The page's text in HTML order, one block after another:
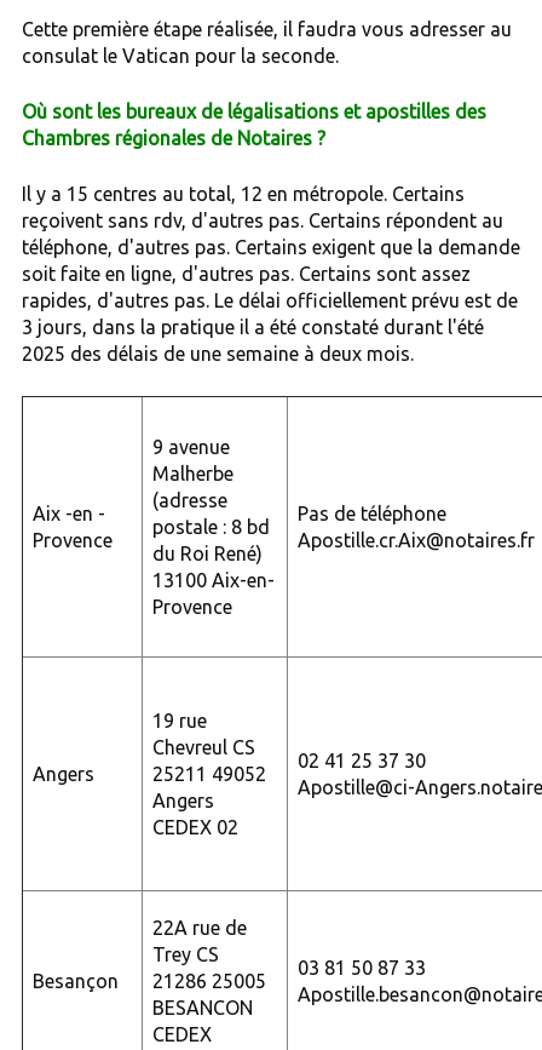
Cette première étape réalisée, il faudra vous adresser au
consulat le Vatican pour la seconde.
Où sont les bureaux de légalisations et apostilles des
Chambres régionales de Notaires ?
Il y a 15 centres au total, 12 en métropole. Certains
reçoivent sans rdv, d'autres pas. Certains répondent au
téléphone, d'autres pas. Certains exigent que la demande
soit faite en ligne, d'autres pas. Certains sont assez
rapides, d'autres pas. Le délai officiellement prévu est de
3 jours, dans la pratique il a été constaté durant l'été
2025 des délais de une semaine à deux mois.
Aix -en -
Provence
9 avenue
Malherbe
(adresse
postale : 8 bd
du Roi René)
13100 Aix-en-
Provence
Pas de téléphone
Apostille.cr.Aix@notaires.fr
Angers
19 rue
Chevreul CS
25211 49052
Angers
CEDEX 02
02 41 25 37 30
Apostille@ci-
Besançon
22A rue de
Trey CS
21286 25005
BESANCON
CEDEX
03 81 50 87 33